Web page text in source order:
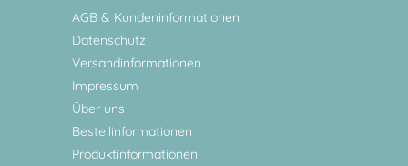
AGB & Kundeninformationen
Datenschutz
Versandinformationen
Impressum
Über uns
Bestellinformationen
Produktinformationen